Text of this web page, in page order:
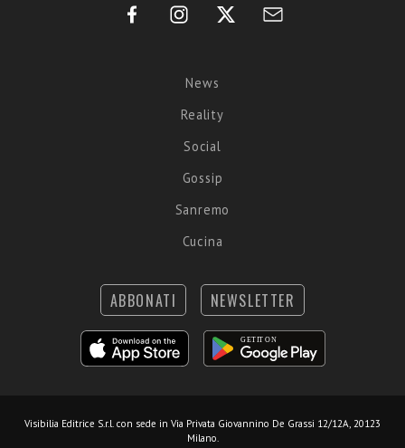
News
Reality
Social
Gossip
Sanremo
Cucina
ABBONATI NEWSLETTER
Visibilia Editrice S.r.l. con sede in Via Privata Giovannino De Grassi 12/12A, 20123
Milano.